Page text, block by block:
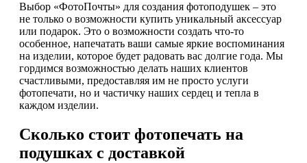
Выбор «ФотоПочты» для создания фотоподушек – это
не только о возможности купить уникальный аксессуар
или подарок. Это о возможности создать что-то
особенное, напечатать ваши самые яркие воспоминания
на изделии, которое будет радовать вас долгие года. Мы
гордимся возможностью делать наших клиентов
счастливыми, предоставляя им не просто услуги
фотопечати, но и частичку наших сердец и тепла в
каждом изделии.
Сколько стоит фотопечать на
подушках с доставкой